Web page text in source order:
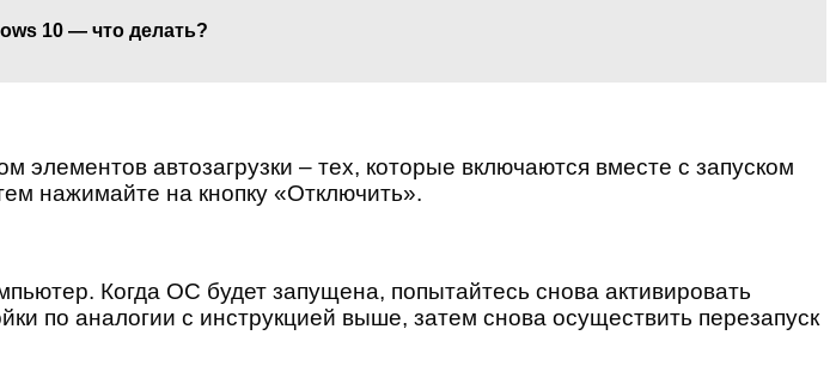
10 — что делать?
элементов автозагрузки – тех, которые включаются вместе с запуском
нажимайте на кнопку «Отключить».
Когда ОС будет запущена, попытайтесь снова активировать
по аналогии с инструкцией выше, затем снова осуществить перезапуск